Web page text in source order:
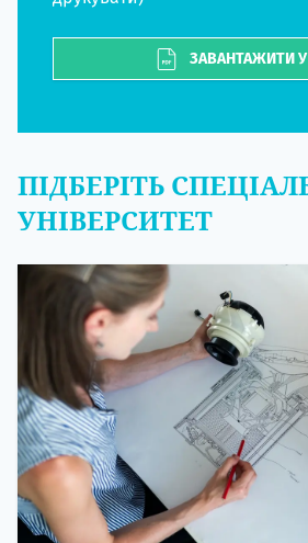
ЗАВАНТАЖИТИ У
ПІДБЕРІТЬ
УНІВЕРСИТЕТ